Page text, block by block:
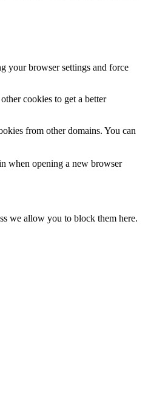
your browser settings and force
cookies to get a better
from other domains. You can
when opening a new browser
we allow you to block them here.